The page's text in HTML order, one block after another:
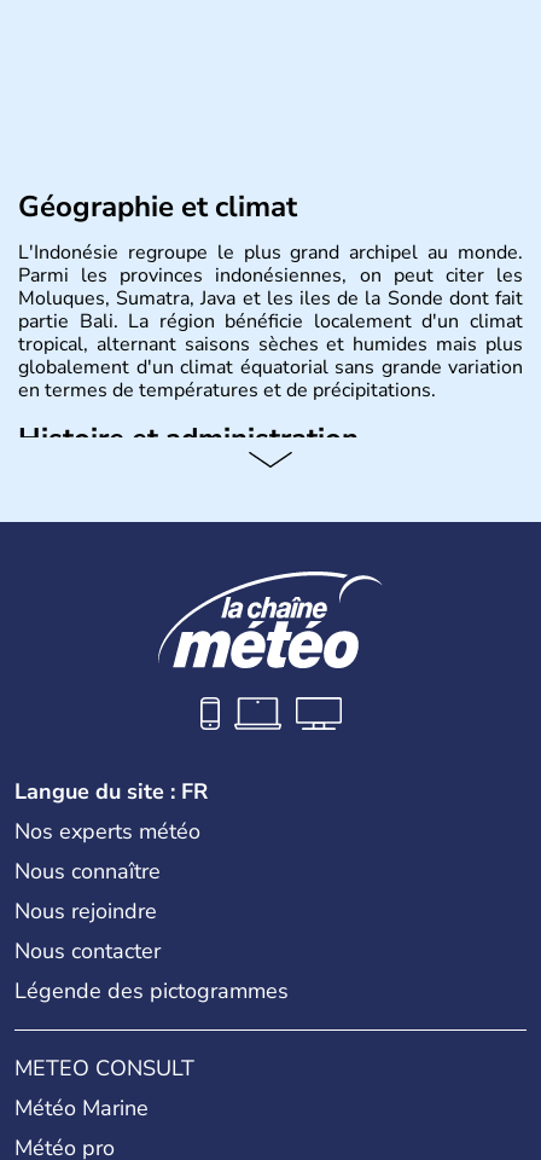
Géographie et climat
L'Indonésie regroupe le plus grand archipel au monde.
Parmi les provinces indonésiennes, on peut citer les
Moluques, Sumatra, Java et les iles de la Sonde dont fait
partie Bali. La région bénéficie localement d'un climat
tropical, alternant saisons sèches et humides mais plus
globalement d'un climat équatorial sans grande variation
en termes de températures et de précipitations.
Histoire et administration
6000 sont habitées. C'est en 1945 que son
200 millions d'habitants, élevés dans le respect des
cultures et le culte du corps, notamment au travers des
célèbres danses indonésiennes.
Langue du site : FR
Nos experts météo
Nous connaître
Nous rejoindre
Nous contacter
Légende des pictogrammes
METEO CONSULT
Météo Marine
Météo pro